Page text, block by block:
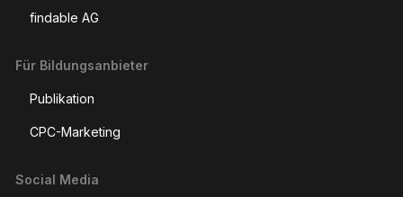
findable AG
Für Bildungsanbieter
Publikation
CPC-Marketing
Social Media